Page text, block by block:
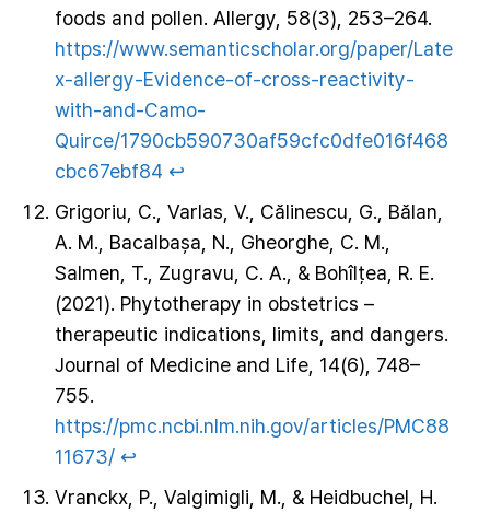
foods and pollen. Allergy, 58(3), 253–264.
https://www.semanticscholar.org/paper/Late
x-allergy-Evidence-of-cross-reactivity-
with-and-Camo-
Quirce/1790cb590730af59cfc0dfe016f468
cbc67ebf84 ↩︎
Grigoriu, C., Varlas, V., Călinescu, G., Bălan,
A. M., Bacalbașa, N., Gheorghe, C. M.,
Salmen, T., Zugravu, C. A., & Bohîlțea, R. E.
(2021). Phytotherapy in obstetrics –
therapeutic indications, limits, and dangers.
Journal of Medicine and Life, 14(6), 748–
755.
https://pmc.ncbi.nlm.nih.gov/articles/PMC88
11673/ ↩︎
Vranckx, P., Valgimigli, M., & Heidbuchel, H.